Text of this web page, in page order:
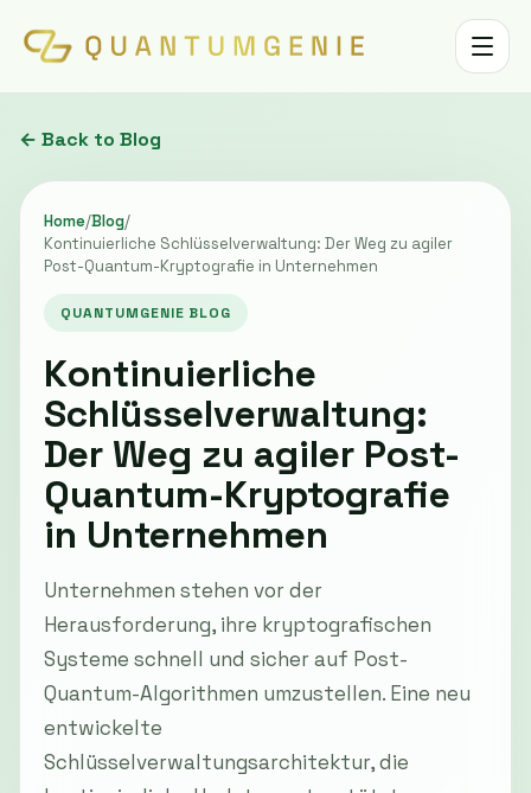
Toggle
← Back to Blog
Home/Blog/
Kontinuierliche Schlüsselverwaltung: Der Weg zu agiler
Post-Quantum-Kryptografie in Unternehmen
QUANTUMGENIE BLOG
Kontinuierliche
Schlüsselverwaltung:
Der Weg zu agiler Post-
Quantum-Kryptografie
in Unternehmen
Unternehmen stehen vor der
Herausforderung, ihre kryptografischen
Systeme schnell und sicher auf Post-
Quantum-Algorithmen umzustellen. Eine neu
entwickelte
Schlüsselverwaltungsarchitektur, die